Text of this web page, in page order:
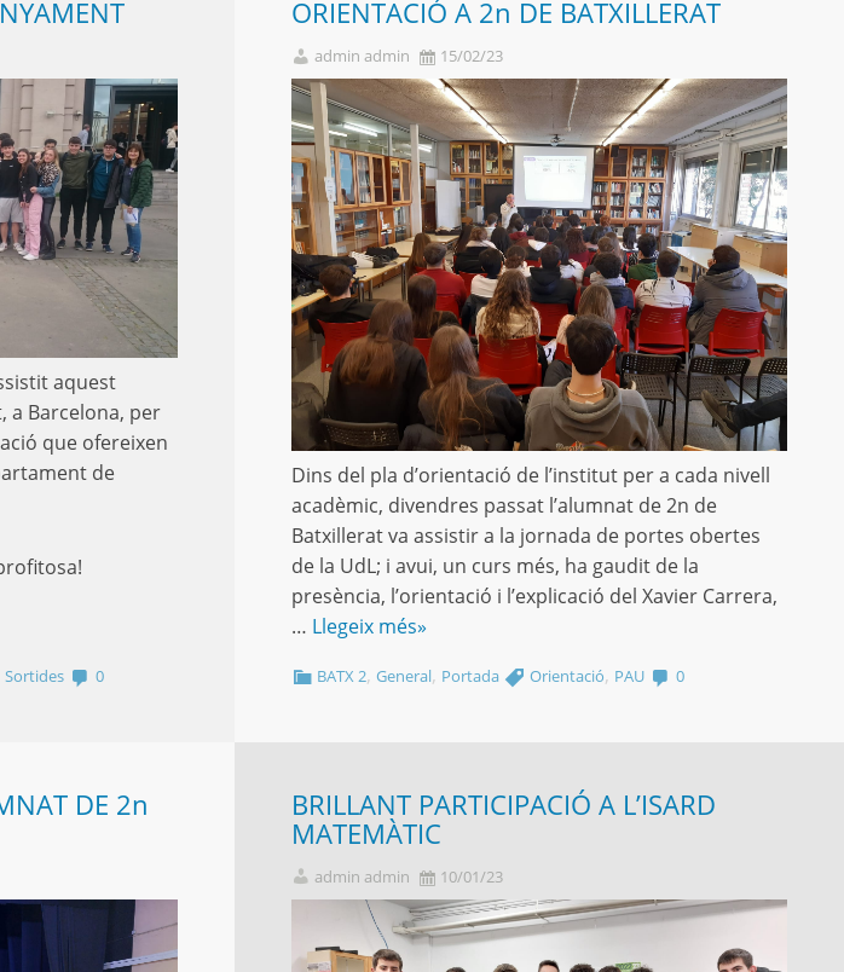
aquest
a Barcelona, per
que ofereixen
de
Sortides 0
ORIENTACIÓ A 2n DE BATXILLERAT
admin admin 15/02/23
Dins del pla d’orientació de l’institut per a cada nivell
acadèmic, divendres passat l’alumnat de 2n de
Batxillerat va assistir a la jornada de portes obertes
de la UdL; i avui, un curs més, ha gaudit de la
presència, l’orientació i l’explicació del Xavier Carrera,
… Llegeix més»
BATX 2,General, Portada Orientació, PAU 0
DE 2n
BRILLANT PARTICIPACIÓ A L’ISARD
MATEMÀTIC
admin admin 10/01/23